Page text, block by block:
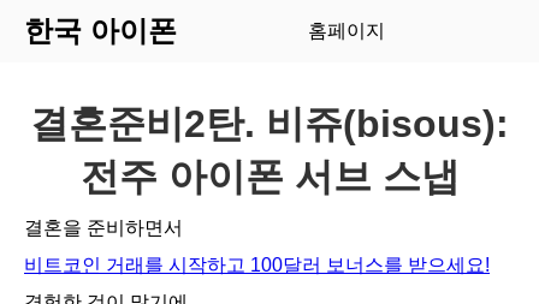
한국 아이폰 홈페이지
결혼준비2탄. 비쥬(bisous):
전주 아이폰 서브 스냅
결혼을 준비하면서
비트코인 거래를 시작하고 100달러 보너스를 받으세요!